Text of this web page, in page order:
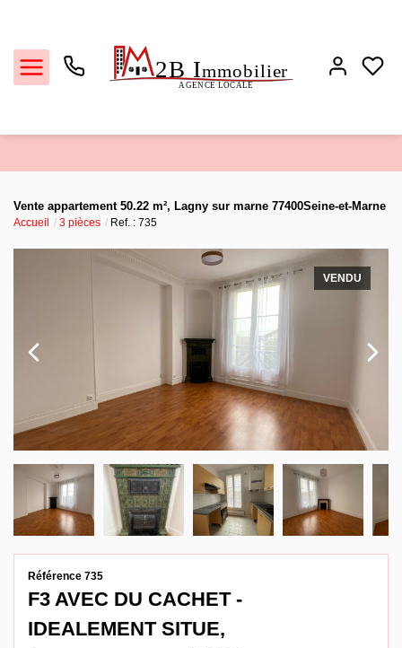
Locations
L'agence
Contact
Vente appartement 50.22 m², Lagny sur marne 77400Seine-et-Marne
Accueil 3 pièces Ref. : 735
VENDU
Référence 735
F3 AVEC DU CACHET -
IDEALEMENT SITUE,